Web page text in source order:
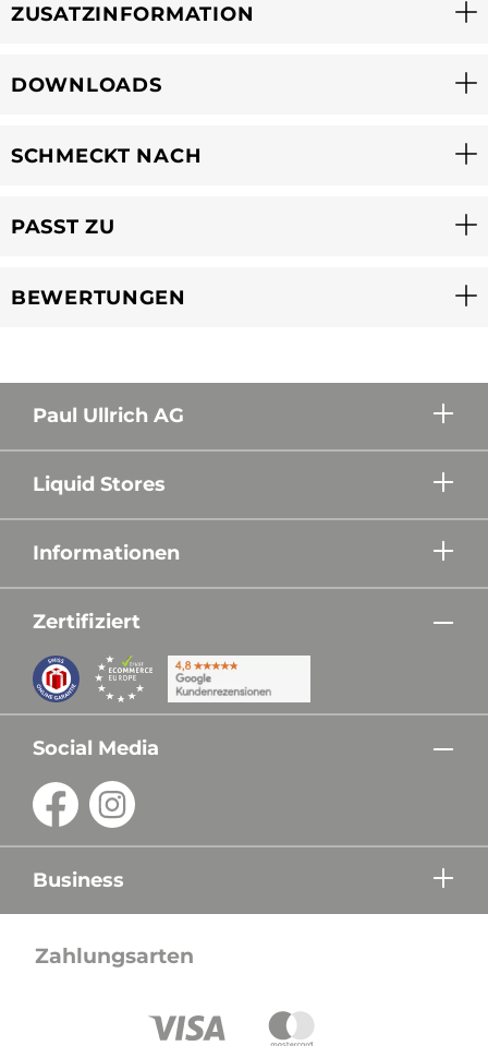
ZUSATZINFORMATION
DOWNLOADS
SCHMECKT NACH
PASST ZU
BEWERTUNGEN
Paul Ullrich AG
Liquid Stores
Informationen
Zertifiziert
Social Media
Business
Zahlungsarten